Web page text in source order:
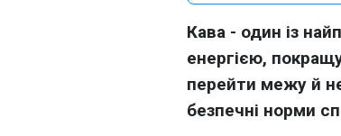
Кава - один із
енергією,
перейти межу й
безпечні норми